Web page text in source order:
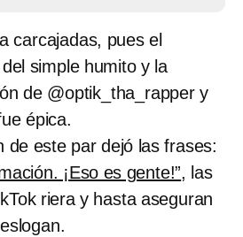
carcajadas, pues el
simple humito y la
de @optik_tha_rapper y
épica.
de este par dejó las frases:
¡Eso es gente!”, las
riera y hasta aseguran